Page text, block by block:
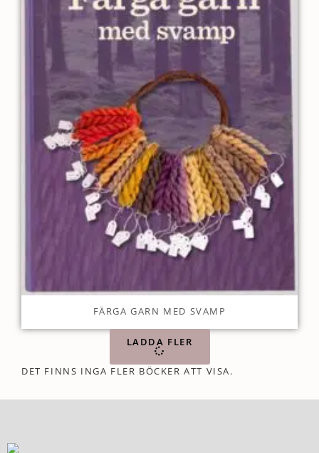
FÄRGA GARN MED SVAMP
LADDA FLER
DET FINNS INGA FLER BÖCKER ATT VISA.